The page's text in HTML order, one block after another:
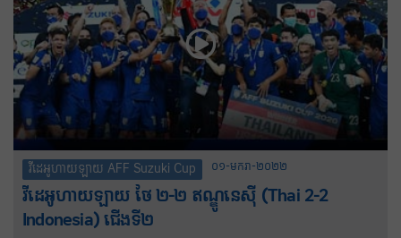
វីដេអូហាយឡាយ AFF Suzuki Cup ០១-មករា-២០២២
វីដេអូហាយឡាយ ថៃ ២-២ ឥណ្ឌូនេស៊ី (Thai 2-2
Indonesia) ជើងទី២